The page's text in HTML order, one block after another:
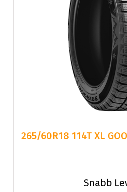
265/60R18 114T XL
Snabb